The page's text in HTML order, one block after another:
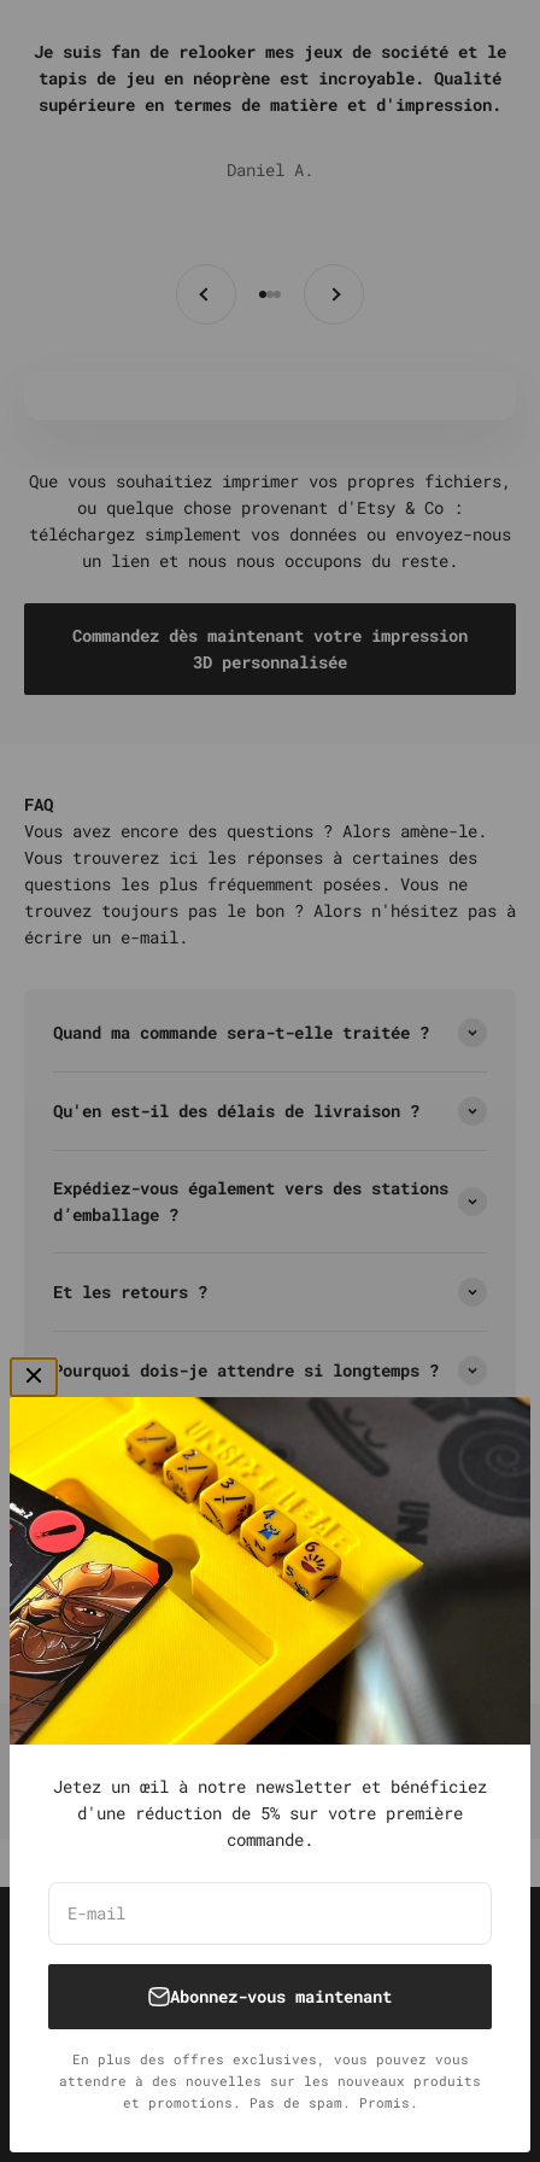
Jetez un œil à notre newsletter et bénéficiez
d'une réduction de 5% sur votre première
commande.
E-mail
Abonnez-vous maintenant
En plus des offres exclusives, vous pouvez vous
attendre à des nouvelles sur les nouveaux produits
et promotions. Pas de spam. Promis.
Je suis fan de relooker mes jeux de société et le
tapis de jeu en néoprène est incroyable. Qualité
supérieure en termes de matière et d'impression.
Daniel A.
Aller à l'élément 1
Aller à l'élément 2
Aller à l'élément 3
Que vous souhaitiez imprimer vos propres fichiers,
ou quelque chose provenant d'Etsy & Co :
téléchargez simplement vos données ou envoyez-nous
un lien et nous nous occupons du reste.
Commandez dès maintenant votre impression
3D personnalisée
FAQ
Vous avez encore des questions ? Alors amène-le.
Vous trouverez ici les réponses à certaines des
questions les plus fréquemment posées. Vous ne
trouvez toujours pas le bon ? Alors n'hésitez pas à
écrire un e-mail.
Quand ma commande sera-t-elle traitée ?
Qu'en est-il des délais de livraison ?
Expédiez-vous également vers des stations
d’emballage ?
Et les retours ?
Pourquoi dois-je attendre si longtemps ?
Nous sommes disponibles du lundi au vendredi de
9h00 à 18h00.
Les demandes recevront une réponse dans les 24
heures.
Conçu dans le nord de l'Allemagne
Aux portes de Hambourg, nous travaillons toujours
sur de nouveaux designs.